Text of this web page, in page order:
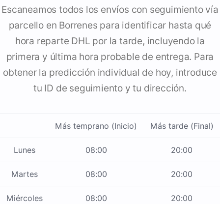
Escaneamos todos los envíos con seguimiento vía
parcello en Borrenes para identificar hasta qué
hora reparte DHL por la tarde, incluyendo la
primera y última hora probable de entrega. Para
obtener la predicción individual de hoy, introduce
tu ID de seguimiento y tu dirección.
Más temprano (Inicio) Más tarde (Final)
Lunes 08:00 20:00
Martes 08:00 20:00
Miércoles 08:00 20:00